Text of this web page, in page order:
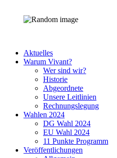
Aktuelles
Warum Vivant?
Wer sind wir?
Historie
Abgeordnete
Unsere Leitlinien
Rechnungslegung
Wahlen 2024
DG Wahl 2024
EU Wahl 2024
11 Punkte Programm
Veröffentlichungen